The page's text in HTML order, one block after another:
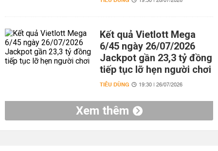
Kết quả Vietlott Mega
6/45 ngày 26/07/2026
Jackpot gần 23,3 tỷ đồng
tiếp tục lỡ hẹn người chơi
TIÊU DÙNG 19:30 | 26/07/2026
Xem thêm